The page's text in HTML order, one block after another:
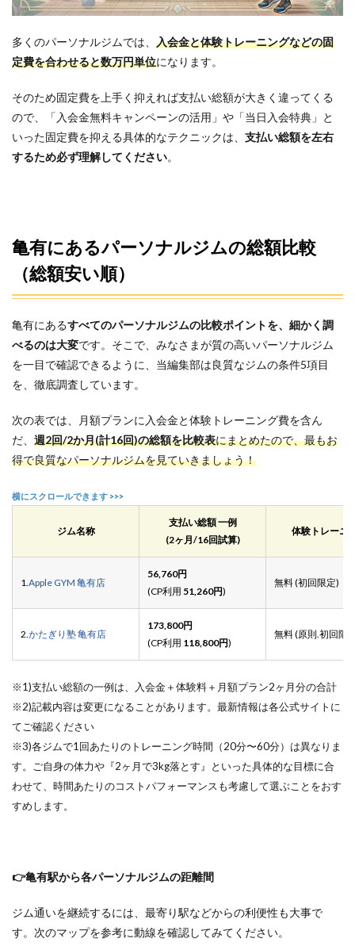
多くのパーソナルジムでは、 入会金と体験トレーニングなどの固
定費を合わせると数万円単位になります。
そのため固定費を上手く抑えれば支払い総額が大きく違ってくる
ので、「入会金無料キャンペーンの活用」や「当日入会特典」と
いった固定費を抑える具体的なテクニックは、 支払い総額を左右
するため必ず理解してください。
亀有にあるパーソナルジムの総額比較
（総額安い順）
亀有にあるすべてのパーソナルジムの比較ポイントを、細かく調
べるのは大変です。そこで、みなさまが質の高いパーソナルジム
を一目で確認できるように、当編集部は良質なジムの条件5項目
を、徹底調査しています。
次の表では、月額プランに入会金と体験トレーニング費を含ん
だ、 週2回/2か月(計16回)の総額を比較表にまとめたので、最もお
得で良質なパーソナルジムを見ていきましょう！
ジム名称
支払い総額 一例
(2ヶ月/16回試算)
体験トレーニ
1. Apple GYM 亀有店
56,760円
(CP利用 51,260円)
無料 (初回限定)
2. かたぎり塾 亀有店
173,800円
(CP利用 118,800円)
無料 (原則.初回限
※1)支払い総額の一例は、入会金＋体験料＋月額プラン2ヶ月分の合計
※2)記載内容は変更になることがあります。最新情報は各公式サイトに
てご確認ください
※3)各ジムで1回あたりのトレーニング時間（20分〜60分）は異なりま
す。ご自身の体力や『2ヶ月で3kg落とす』といった具体的な目標に合
わせて 、時間あたりのコストパフォーマンスも考慮して選ぶことをおす
すめします。
👉亀有駅から各パーソナルジムの距離間
ジム通いを継続するには、最寄り駅などからの利便性も大事で
す。次のマップを参考に動線を確認してみてください。